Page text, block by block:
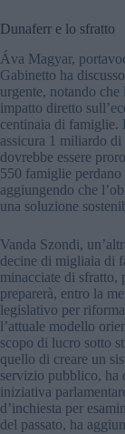
Dunaferr e lo sfratto
Áva Magyar,
Gabinetto ha
urgente, notando
impatto diretto
centinaia di famiglie.
assicura 1 miliardo
dovrebbe essere
550 famiglie
aggiungendo che
una soluzione
Vanda Szondi,
decine di migliaia di
minacciate di
preparerà, entro la
legislativo per
l’attuale modello
scopo di lucro sotto
quello di creare un
servizio pubblico, ha
iniziativa
d’inchiesta per
del passato, ha